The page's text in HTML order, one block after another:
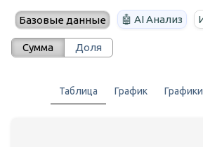
Базовые данные 🤖 AI Анализ
Сумма Доля
Таблица График